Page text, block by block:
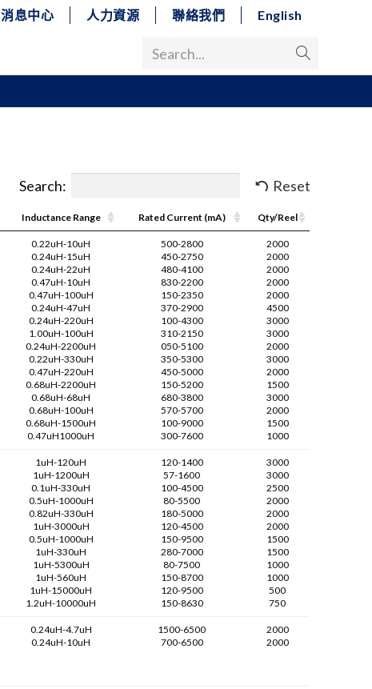
消息中心 人力資源 聯絡我們 English
Search...
Search: Reset
Inductance Range Rated Current (mA) Qty/Reel
0.22uH-10uH
0.24uH-15uH
0.24uH-22uH
0.47uH-10uH
0.47uH-100uH
0.24uH-47uH
0.24uH-220uH
1.00uH-100uH
0.24uH-2200uH
0.22uH-330uH
0.47uH-220uH
0.68uH-2200uH
0.68uH-68uH
0.68uH-100uH
0.68uH-1500uH
0.47uH1000uH
500-2800
450-2750
480-4100
830-2200
150-2350
370-2900
100-4300
310-2150
050-5100
350-5300
450-5000
150-5200
680-3800
570-5700
100-9000
300-7600
2000
2000
2000
2000
2000
4500
3000
3000
2000
3000
2000
1500
3000
2000
1500
1000
1uH-120uH
1uH-1200uH
0.1uH-330uH
0.5uH-1000uH
0.82uH-330uH
1uH-3000uH
0.5uH-1000uH
1uH-330uH
1uH-5300uH
1uH-560uH
1uH-15000uH
1.2uH-10000uH
120-1400
57-1600
100-4500
80-5500
180-5000
120-4500
150-9500
280-7000
80-7500
150-8700
120-9500
150-8630
3000
3000
2500
2000
2000
2000
1500
1500
1000
1000
500
750
0.24uH-4.7uH
0.24uH-10uH
1500-6500
700-6500
2000
2000